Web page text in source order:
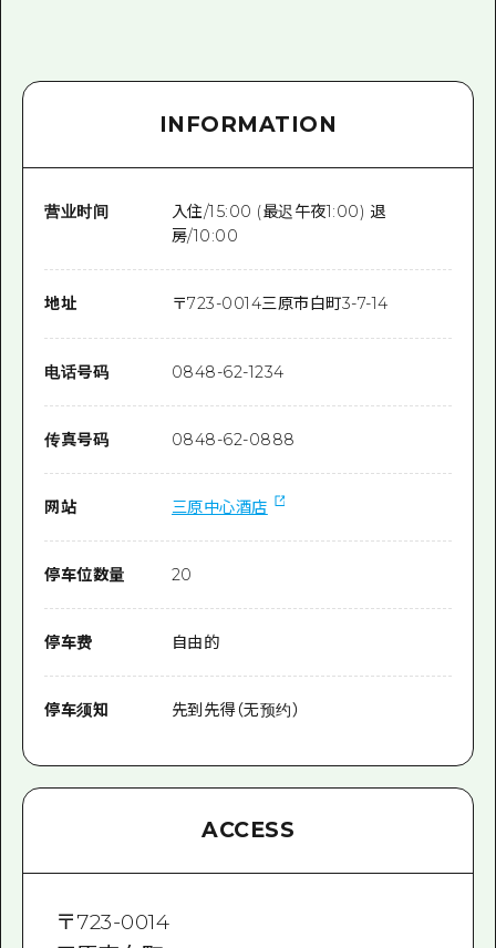
INFORMATION
营业时间
入住/15:00 (最迟午夜1:00) 退
房/10:00
地址 〒723-0014三原市白町3-7-14
电话号码 0848-62-1234
传真号码 0848-62-0888
网站 三原中心酒店
停车位数量 20
停车费 自由的
停车须知 先到先得（无预约）
ACCESS
〒723-0014